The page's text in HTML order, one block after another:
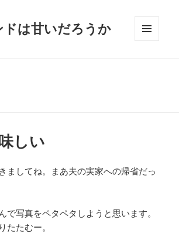
ドは甘いだろうか
しい
ましてね。まあ夫の実家への帰省だっ
で写真をペタペタしようと思います。
たたむー。